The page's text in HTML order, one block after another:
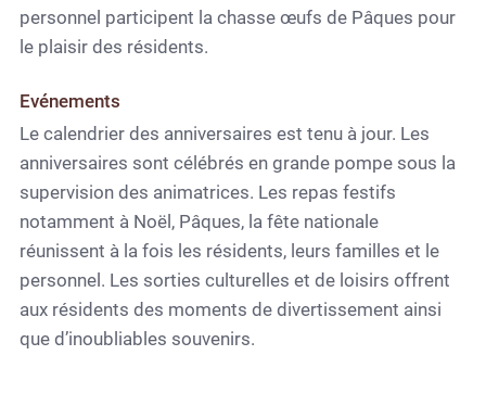
personnel participent la chasse œufs de Pâques pour
le plaisir des résidents.
Evénements
Le calendrier des anniversaires est tenu à jour. Les
anniversaires sont célébrés en grande pompe sous la
supervision des animatrices. Les repas festifs
notamment à Noël, Pâques, la fête nationale
réunissent à la fois les résidents, leurs familles et le
personnel. Les sorties culturelles et de loisirs offrent
aux résidents des moments de divertissement ainsi
que d’inoubliables souvenirs.